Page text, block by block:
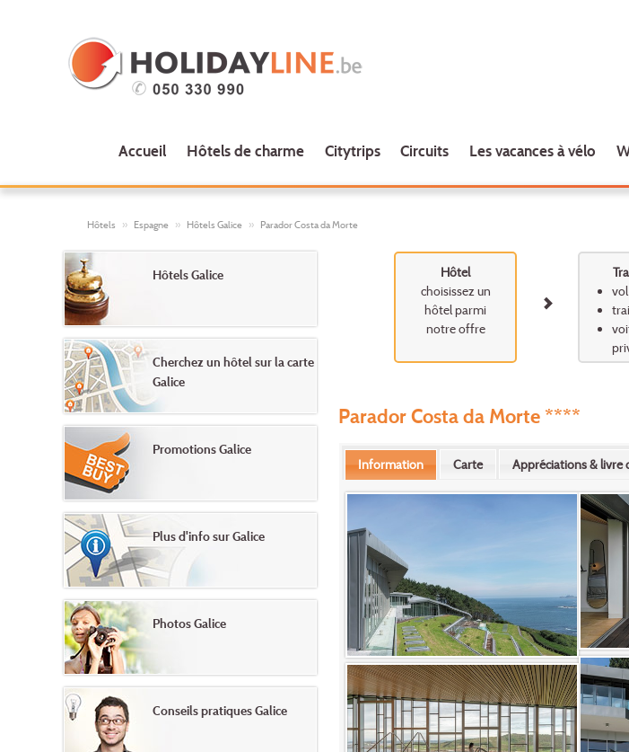
Accueil Hôtels de charme Citytrips Circuits Les vacances à vélo
Hôtels Espagne Hôtels Galice Parador Costa da Morte
Hôtel
choisissez un
hôtel parmi
notre offre
vol
Parador Costa da Morte ****
Information Carte Appréciations & livre
Hôtels Galice
Cherchez un hôtel sur la carte
Galice
Promotions Galice
Plus d'info sur Galice
Photos Galice
Conseils pratiques Galice